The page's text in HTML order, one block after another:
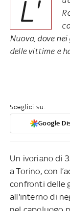
L'
Nuova, dove
delle vittime e
Sceglici su:
Google
Un ivoriano di
a Torino, con
confronti delle
all'interno di